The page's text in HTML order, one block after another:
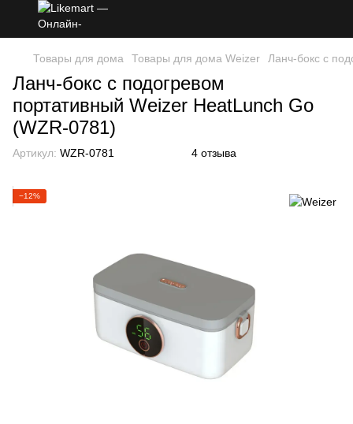
Товары для дома Товары для дома Weizer Ланч-бокс с
Ланч-бокс с подогревом
портативный Weizer HeatLunch Go
(WZR-0781)
Артикул: WZR-0781 4 отзыва
−12%